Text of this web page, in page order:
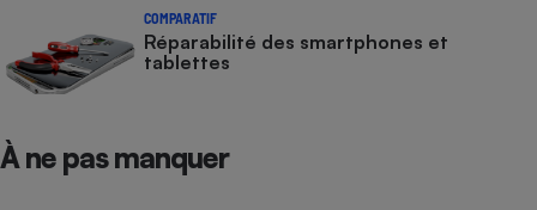
COMPARATIF
Réparabilité des smartphones et
tablettes
À ne pas manquer